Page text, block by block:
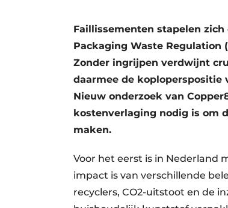
Faillissementen stapelen
Packaging Waste Regulation
Zonder ingrijpen verdwijnt
daarmee de koploperspositie
Nieuw onderzoek van
kostenverlaging nodig is om
maken.
Voor het eerst is in Nederland
impact is van verschillende
recyclers, CO2-uitstoot en de